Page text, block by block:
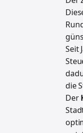
Seit
die
Der